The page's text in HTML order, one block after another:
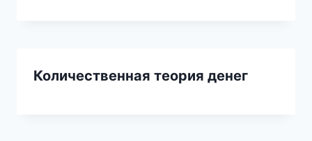
Количественная теория денег